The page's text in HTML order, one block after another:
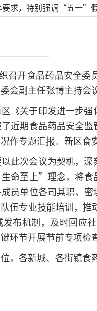
求，特别强调“五一”
召开食品药品安全
会副主任张博主持会
《关于印发进一步
近期食品药品安全
作专题汇报。新区食
以此次会议为契机，
命至上”理念，将食
成员单位各司其职
伍专业技能培训，
发布机制，及时回
环节开展节前专项检
，各新城、各街镇食